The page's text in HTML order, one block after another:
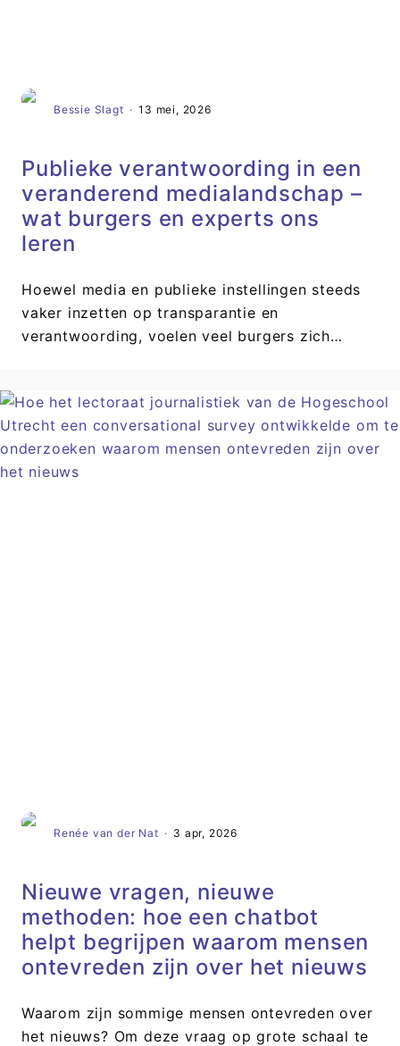
Bessie Slagt · 13 mei, 2026
Publieke verantwoording in een
veranderend medialandschap –
wat burgers en experts ons
leren
Hoewel media en publieke instellingen steeds
vaker inzetten op transparantie en
verantwoording, voelen veel burgers zich…
Renée van der Nat · 3 apr, 2026
Nieuwe vragen, nieuwe
methoden: hoe een chatbot
helpt begrijpen waarom mensen
ontevreden zijn over het nieuws
Waarom zijn sommige mensen ontevreden over
het nieuws? Om deze vraag op grote schaal te